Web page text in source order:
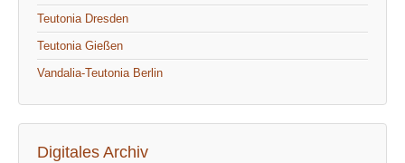
Teutonia Dresden
Teutonia Gießen
Vandalia-Teutonia Berlin
Digitales Archiv